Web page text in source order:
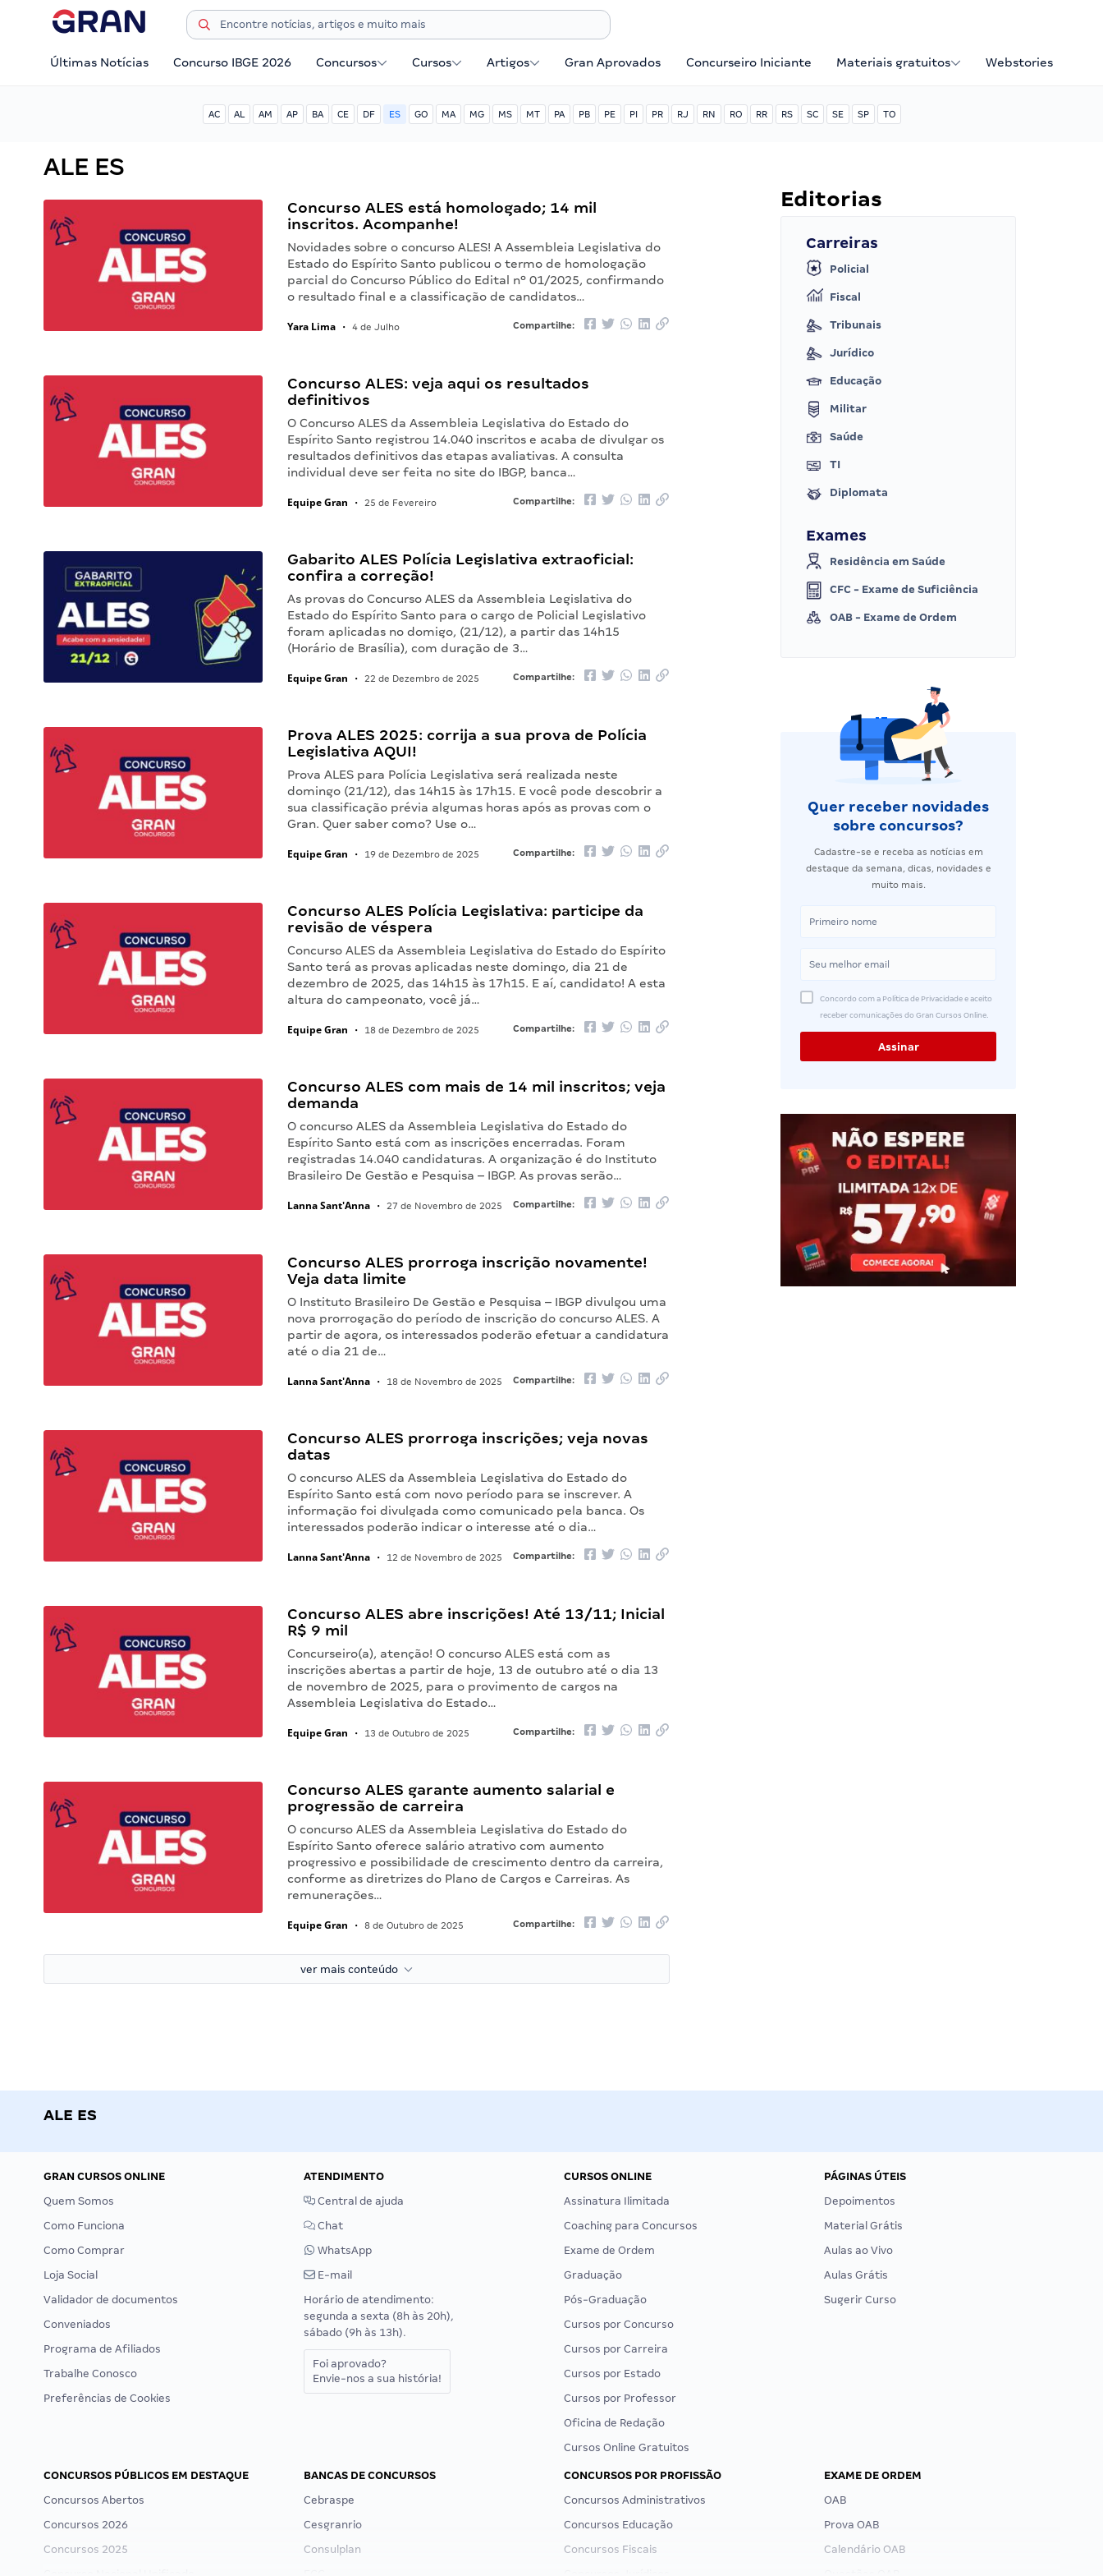
Últimas Notícias Concurso IBGE 2026 Concursos Cursos Artigos Gran Aprovados Concurseiro Iniciante Materiais gratuitos Webstories
AC AL AM AP BA CE DF ES GO MA MG MS MT PA PB PE PI PR RJ RN RO RR RS SC SE SP TO
ALE ES
Concurso ALES está homologado; 14 mil
inscritos. Acompanhe!
Novidades sobre o concurso ALES! A Assembleia Legislativa do
Estado do Espírito Santo publicou o termo de homologação
parcial do Concurso Público do Edital nº 01/2025, confirmando
o resultado final e a classificação de candidatos…
Yara Lima • 4 de Julho Compartilhe:
Concurso ALES: veja aqui os resultados
definitivos
O Concurso ALES da Assembleia Legislativa do Estado do
Espírito Santo registrou 14.040 inscritos e acaba de divulgar os
resultados definitivos das etapas avaliativas. A consulta
individual deve ser feita no site do IBGP, banca…
Equipe Gran • 25 de Fevereiro Compartilhe:
Gabarito ALES Polícia Legislativa extraoficial:
confira a correção!
As provas do Concurso ALES da Assembleia Legislativa do
Estado do Espírito Santo para o cargo de Policial Legislativo
foram aplicadas no domigo, (21/12), a partir das 14h15
(Horário de Brasília), com duração de 3…
Equipe Gran • 22 de Dezembro de 2025 Compartilhe:
Prova ALES 2025: corrija a sua prova de Polícia
Legislativa AQUI!
Prova ALES para Polícia Legislativa será realizada neste
domingo (21/12), das 14h15 às 17h15. E você pode descobrir a
sua classificação prévia algumas horas após as provas com o
Gran. Quer saber como? Use o…
Equipe Gran • 19 de Dezembro de 2025 Compartilhe:
Concurso ALES Polícia Legislativa: participe da
revisão de véspera
Concurso ALES da Assembleia Legislativa do Estado do Espírito
Santo terá as provas aplicadas neste domingo, dia 21 de
dezembro de 2025, das 14h15 às 17h15. E aí, candidato! A esta
altura do campeonato, você já…
Equipe Gran • 18 de Dezembro de 2025 Compartilhe:
Concurso ALES com mais de 14 mil inscritos; veja
demanda
O concurso ALES da Assembleia Legislativa do Estado do
Espírito Santo está com as inscrições encerradas. Foram
registradas 14.040 candidaturas. A organização é do Instituto
Brasileiro De Gestão e Pesquisa – IBGP. As provas serão…
Lanna Sant'Anna • 27 de Novembro de 2025 Compartilhe:
Concurso ALES prorroga inscrição novamente!
Veja data limite
O Instituto Brasileiro De Gestão e Pesquisa – IBGP divulgou uma
nova prorrogação do período de inscrição do concurso ALES. A
partir de agora, os interessados poderão efetuar a candidatura
até o dia 21 de…
Lanna Sant'Anna • 18 de Novembro de 2025 Compartilhe:
Concurso ALES prorroga inscrições; veja novas
datas
O concurso ALES da Assembleia Legislativa do Estado do
Espírito Santo está com novo período para se inscrever. A
informação foi divulgada como comunicado pela banca. Os
interessados poderão indicar o interesse até o dia…
Lanna Sant'Anna • 12 de Novembro de 2025 Compartilhe:
Concurso ALES abre inscrições! Até 13/11; Inicial
R$ 9 mil
Concurseiro(a), atenção! O concurso ALES está com as
inscrições abertas a partir de hoje, 13 de outubro até o dia 13
de novembro de 2025, para o provimento de cargos na
Assembleia Legislativa do Estado…
Equipe Gran • 13 de Outubro de 2025 Compartilhe:
Concurso ALES garante aumento salarial e
progressão de carreira
O concurso ALES da Assembleia Legislativa do Estado do
Espírito Santo oferece salário atrativo com aumento
progressivo e possibilidade de crescimento dentro da carreira,
conforme as diretrizes do Plano de Cargos e Carreiras. As
remunerações…
Equipe Gran • 8 de Outubro de 2025 Compartilhe:
ver mais conteúdo
Editorias
Carreiras
Policial
Fiscal
Tribunais
Jurídico
Educação
Militar
Saúde
TI
Diplomata
Exames
Residência em Saúde
CFC - Exame de Suficiência
OAB - Exame de Ordem
Quer receber novidades
sobre concursos?
Cadastre-se e receba as notícias em
destaque da semana, dicas, novidades e
muito mais.
Concordo com a Política de Privacidade e aceito
receber comunicações do Gran Cursos Online.
ALE ES
GRAN CURSOS ONLINE
Quem Somos
Como Funciona
Como Comprar
Loja Social
Validador de documentos
Conveniados
Programa de Afiliados
Trabalhe Conosco
Preferências de Cookies
ATENDIMENTO
Central de ajuda
Chat
WhatsApp
E-mail
Horário de atendimento:
segunda a sexta (8h às 20h),
sábado (9h às 13h).
Foi aprovado?
Envie-nos a sua história!
CURSOS ONLINE
Assinatura Ilimitada
Coaching para Concursos
Exame de Ordem
Graduação
Pós-Graduação
Cursos por Concurso
Cursos por Carreira
Cursos por Estado
Cursos por Professor
Oficina de Redação
Cursos Online Gratuitos
PÁGINAS ÚTEIS
Depoimentos
Material Grátis
Aulas ao Vivo
Aulas Grátis
Sugerir Curso
CONCURSOS PÚBLICOS EM DESTAQUE
Concursos Abertos
Concursos 2026
Concursos 2025
BANCAS DE CONCURSOS
Cebraspe
Cesgranrio
Consulplan
CONCURSOS POR PROFISSÃO
Concursos Administrativos
Concursos Educação
Concursos Fiscais
EXAME DE ORDEM
OAB
Prova OAB
Calendário OAB